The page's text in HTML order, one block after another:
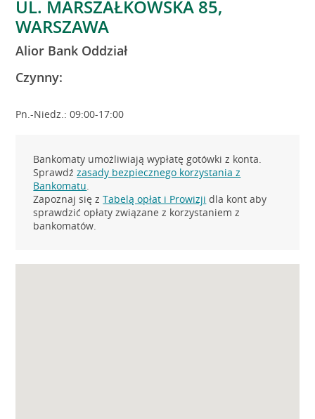
UL. MARSZAŁKOWSKA 85,
WARSZAWA
Alior Bank Oddział
Czynny:
Pn.-Niedz.: 09:00-17:00
Bankomaty umożliwiają wypłatę gotówki z konta.
Sprawdźzasady bezpiecznego korzystania z
Bankomatu.
Zapoznaj się zTabelą opłat i Prowizji dla kont aby
sprawdzić opłaty związane z korzystaniem z
bankomatów.